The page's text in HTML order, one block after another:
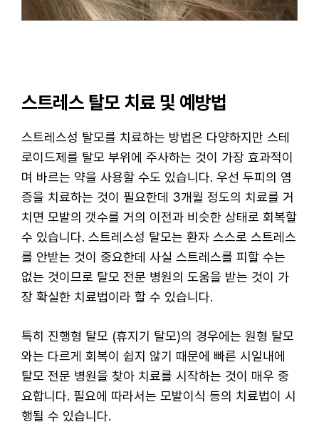
스트레스 탈모 치료 및 예방법
스트레스성 탈모를 치료하는 방법은 다양하지만 스테
로이드제를 탈모 부위에 주사하는 것이 가장 효과적이
며 바르는 약을 사용할 수도 있습니다. 우선 두피의 염
증을 치료하는 것이 필요한데 3개월 정도의 치료를 거
치면 모발의 갯수를 거의 이전과 비슷한 상태로 회복할
수 있습니다. 스트레스성 탈모는 환자 스스로 스트레스
를 안받는 것이 중요한데 사실 스트레스를 피할 수는
없는 것이므로 탈모 전문 병원의 도움을 받는 것이 가
장 확실한 치료법이라 할 수 있습니다.
특히 진행형 탈모 (휴지기 탈모)의 경우에는 원형 탈모
와는 다르게 회복이 쉽지 않기 때문에 빠른 시일내에
탈모 전문 병원을 찾아 치료를 시작하는 것이 매우 중
요합니다. 필요에 따라서는 모발이식 등의 치료법이 시
행될 수 있습니다.